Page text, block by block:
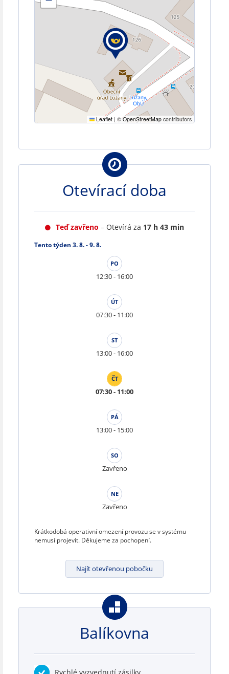
Leaflet | © OpenStreetMap contributors
Otevírací doba
Teď zavřeno – Otevírá za 17 h 43 min
Tento týden 3. 8. - 9. 8.
PO
12:30 - 16:00
ÚT
07:30 - 11:00
ST
13:00 - 16:00
ČT
07:30 - 11:00
PÁ
13:00 - 15:00
SO
Zavřeno
NE
Zavřeno
Krátkodobá operativní omezení provozu se v systému
nemusí projevit. Děkujeme za pochopení.
Najít otevřenou pobočku
Balíkovna